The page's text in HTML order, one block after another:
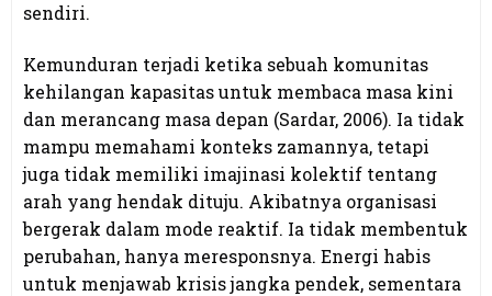
sendiri.
Kemunduran terjadi ketika sebuah komunitas
kehilangan kapasitas untuk membaca masa kini
dan merancang masa depan (Sardar, 2006). Ia tidak
mampu memahami konteks zamannya, tetapi
juga tidak memiliki imajinasi kolektif tentang
arah yang hendak dituju. Akibatnya organisasi
bergerak dalam mode reaktif. Ia tidak membentuk
perubahan, hanya meresponsnya. Energi habis
untuk menjawab krisis jangka pendek, sementara